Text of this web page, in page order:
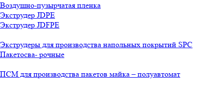
Воздушно-пузырчатая пленка
Экструдер JDPE
Экструдер JDFPE
Экструдеры для производства напольных покрытий SPC
Пакетосва- рочные
ПСМ для производства пакетов майка – полуавтомат